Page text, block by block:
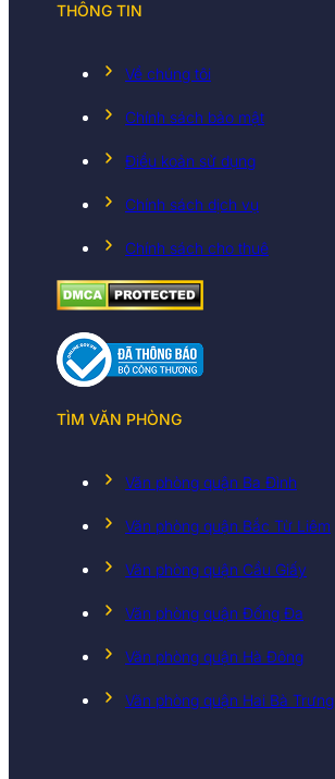
THÔNG TIN
Về chúng tôi
Chính sách bảo mật
Điều koản sử dụng
Chính sách dịch vụ
Chính sách cho thuê
TÌM VĂN PHÒNG
Văn phòng quận Ba Đình
Văn phòng quận Bắc Từ Liêm
Văn phòng quận Cầu Giấy
Văn phòng quận Đống Đa
Văn phòng quận Hà Đông
Văn phòng quận Hai Bà Trưng